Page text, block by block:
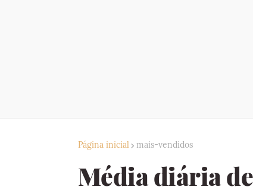
Página inicial mais-vendidos
Média diária